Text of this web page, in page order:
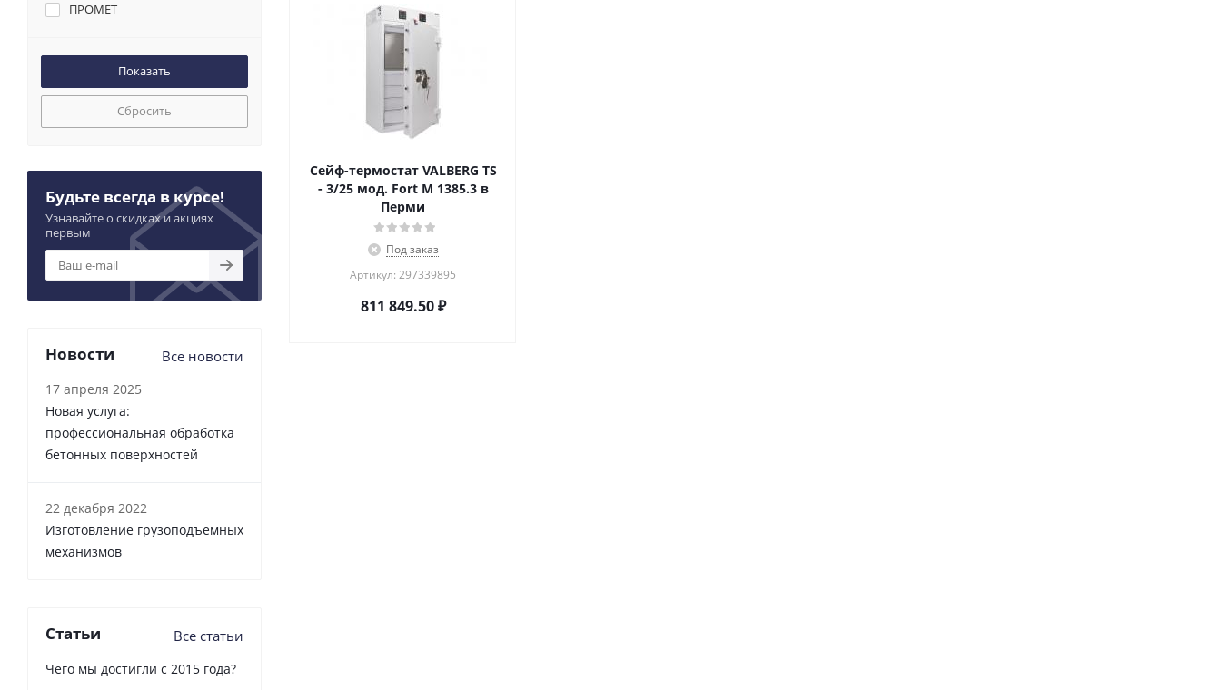
Сейф-термостат VALBERG TS
- 3/25 мод. Fort M 1385.3 в
Перми
Под заказ
Артикул: 297339895
811 849.50₽
ПРОМЕТ
Сбросить
Будьте всегда в курсе!
Узнавайте о скидках и акциях
первым
Новости Все новости
17 апреля 2025
Новая услуга:
профессиональная обработка
бетонных поверхностей
22 декабря 2022
Изготовление грузоподъемных
механизмов
Статьи Все статьи
Чего мы достигли с 2015 года?